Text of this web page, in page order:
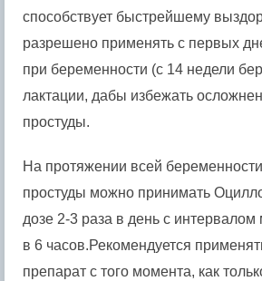
способствует быстрейшему
разрешено применять с первых
при беременности (с 14 недели
лактации, дабы избежать
простуды.
На протяжении всей
простуды можно принимать
дозе 2-3 раза в день с
в 6 часов.Рекомендуется
препарат с того момента, как